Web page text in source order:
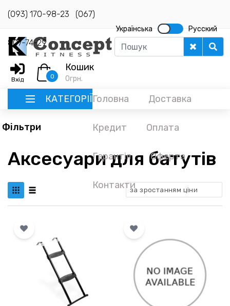
(093) 170-98-23 (067)
807-74-29
Українська Русский
Вхід 0
Кошик
0грн.
КАТЕГОРІЇГоловна Доставка
Кредит Оплата
Гарантія Оферта
Контакти
РУССКИЙ
ГОЛОВНА
ДОСТАВКА
КРЕДИТ
ОПЛАТА
ГАРАНТІЯ
Фільтри
Аксесуари для батутів
за зростанням ціни